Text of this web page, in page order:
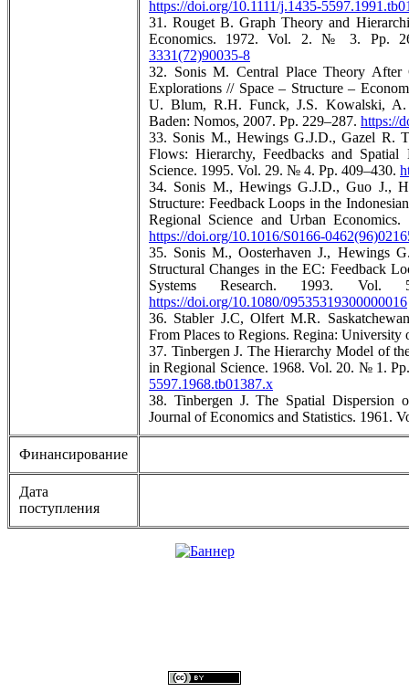
https://doi.org/10.1111/j.1435-
31. Rouget B. Graph Theory and
Economics. 1972. Vol. 2. № 3. Pp.
3331(72)90035-8
32. Sonis M. Central Place Theory After
Explorations // Space – Structure –
U. Blum, R.H. Funck, J.S. Kowalski, A.
Baden: Nomos, 2007. Pp. 229–287. https://
33. Sonis M., Hewings G.J.D., Gazel R.
Flows: Hierarchy, Feedbacks and
Science. 1995. Vol. 29. № 4. Pp. 409–430.
34. Sonis M., Hewings G.J.D., Guo J.,
Structure: Feedback Loops in the
Regional Science and Urban
https://doi.org/10.1016/S0166-
35. Sonis M., Oosterhaven J., Hewings
Structural Changes in the EC: Feedback
Systems Research. 1993.
https://doi.org/10.1080/09535319300000016
36. Stabler J.C, Olfert M.R.
From Places to Regions. Regina: University
37. Tinbergen J. The Hierarchy Model of
in Regional Science. 1968. Vol. 20. № 1.
5597.1968.tb01387.x
38. Tinbergen J. The Spatial Dispersion
Journal of Economics and Statistics. 1961.
Финансирование
Дата
поступления